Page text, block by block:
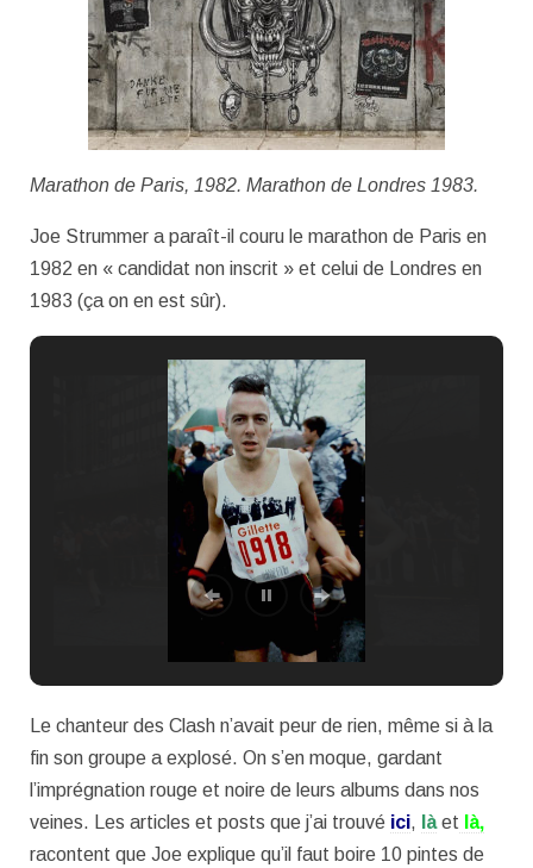
Marathon de Paris, 1982. Marathon de Londres 1983.
Joe Strummer a paraît-il couru le marathon de Paris en
1982 en « candidat non inscrit » et celui de Londres en
1983 (ça on en est sûr).
Le chanteur des Clash n’avait peur de rien, même si à la
fin son groupe a explosé. On s’en moque, gardant
l’imprégnation rouge et noire de leurs albums dans nos
veines. Les articles et posts que j’ai trouvé ici, làet là,
racontent que Joe explique qu’il faut boire 10 pintes de